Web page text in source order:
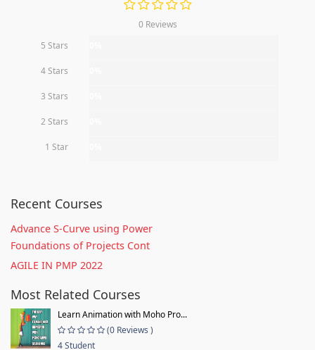
0 Reviews
5 Stars
4 Stars
3 Stars
2 Stars
1 Star
Recent Courses
Advance S-Curve using Power
Foundations of Projects Cont
AGILE IN PMP 2022
Most Related Courses
Learn Animation with Moho Pro...
(0 Reviews )
4 Student